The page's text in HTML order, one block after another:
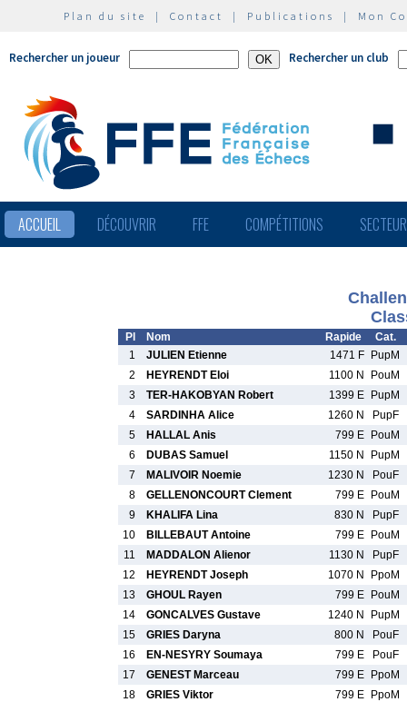
Plan du site | Contact | Publications | Mon
Rechercher un joueur Rechercher un club
ACCUEIL DÉCOUVRIR FFE COMPÉTITIONS
Pl Nom Rapide
Cat.
1
JULIEN Etienne 1471 F
PupM
2
HEYRENDT Eloi 1100 N
PouM
3
TER-HAKOBYAN Robert 1399 E
PupM
4
SARDINHA Alice 1260 N
PupF
5
HALLAL Anis 799 E
PouM
6
DUBAS Samuel 1150 N
PupM
7
MALIVOIR Noemie 1230 N
PouF
8
GELLENONCOURT Clement 799 E
PouM
9
KHALIFA Lina 830 N
PupF
10
BILLEBAUT Antoine 799 E
PouM
11
MADDALON Alienor 1130 N
PupF
12
HEYRENDT Joseph 1070 N
PpoM
13
GHOUL Rayen 799 E
PouM
14
GONCALVES Gustave 1240 N
PupM
15
GRIES Daryna 800 N
PouF
16
EN-NESYRY Soumaya 799 E
PouF
17
GENEST Marceau 799 E
PpoM
18
GRIES Viktor 799 E
PpoM